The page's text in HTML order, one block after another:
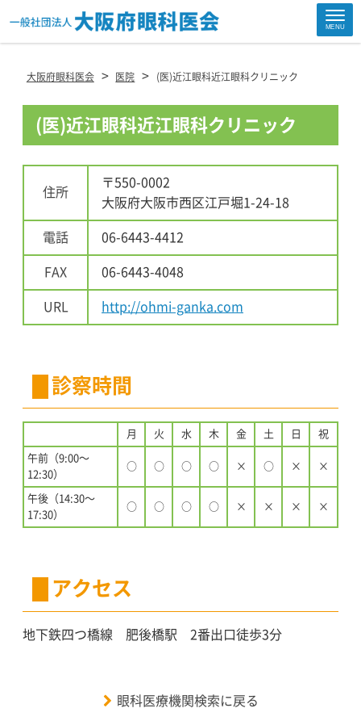
MENU
大阪府眼科医会 > 医院 > (医)近江眼科近江眼科クリニック
(医)近江眼科近江眼科クリニック
住所
〒550-0002
大阪府大阪市西区江戸堀1-24-18
電話 06-6443-4412
FAX 06-6443-4048
URL http://ohmi-ganka.com
診察時間
月 火 水 木 金 土 日 祝
午前（9:00〜
12:30）
○ ○ ○ ○ × ○ × ×
午後（14:30〜
17:30）
○ ○ ○ ○ × × × ×
アクセス
地下鉄四つ橋線 肥後橋駅 2番出口徒歩3分
眼科医療機関検索に戻る
Site
Footer